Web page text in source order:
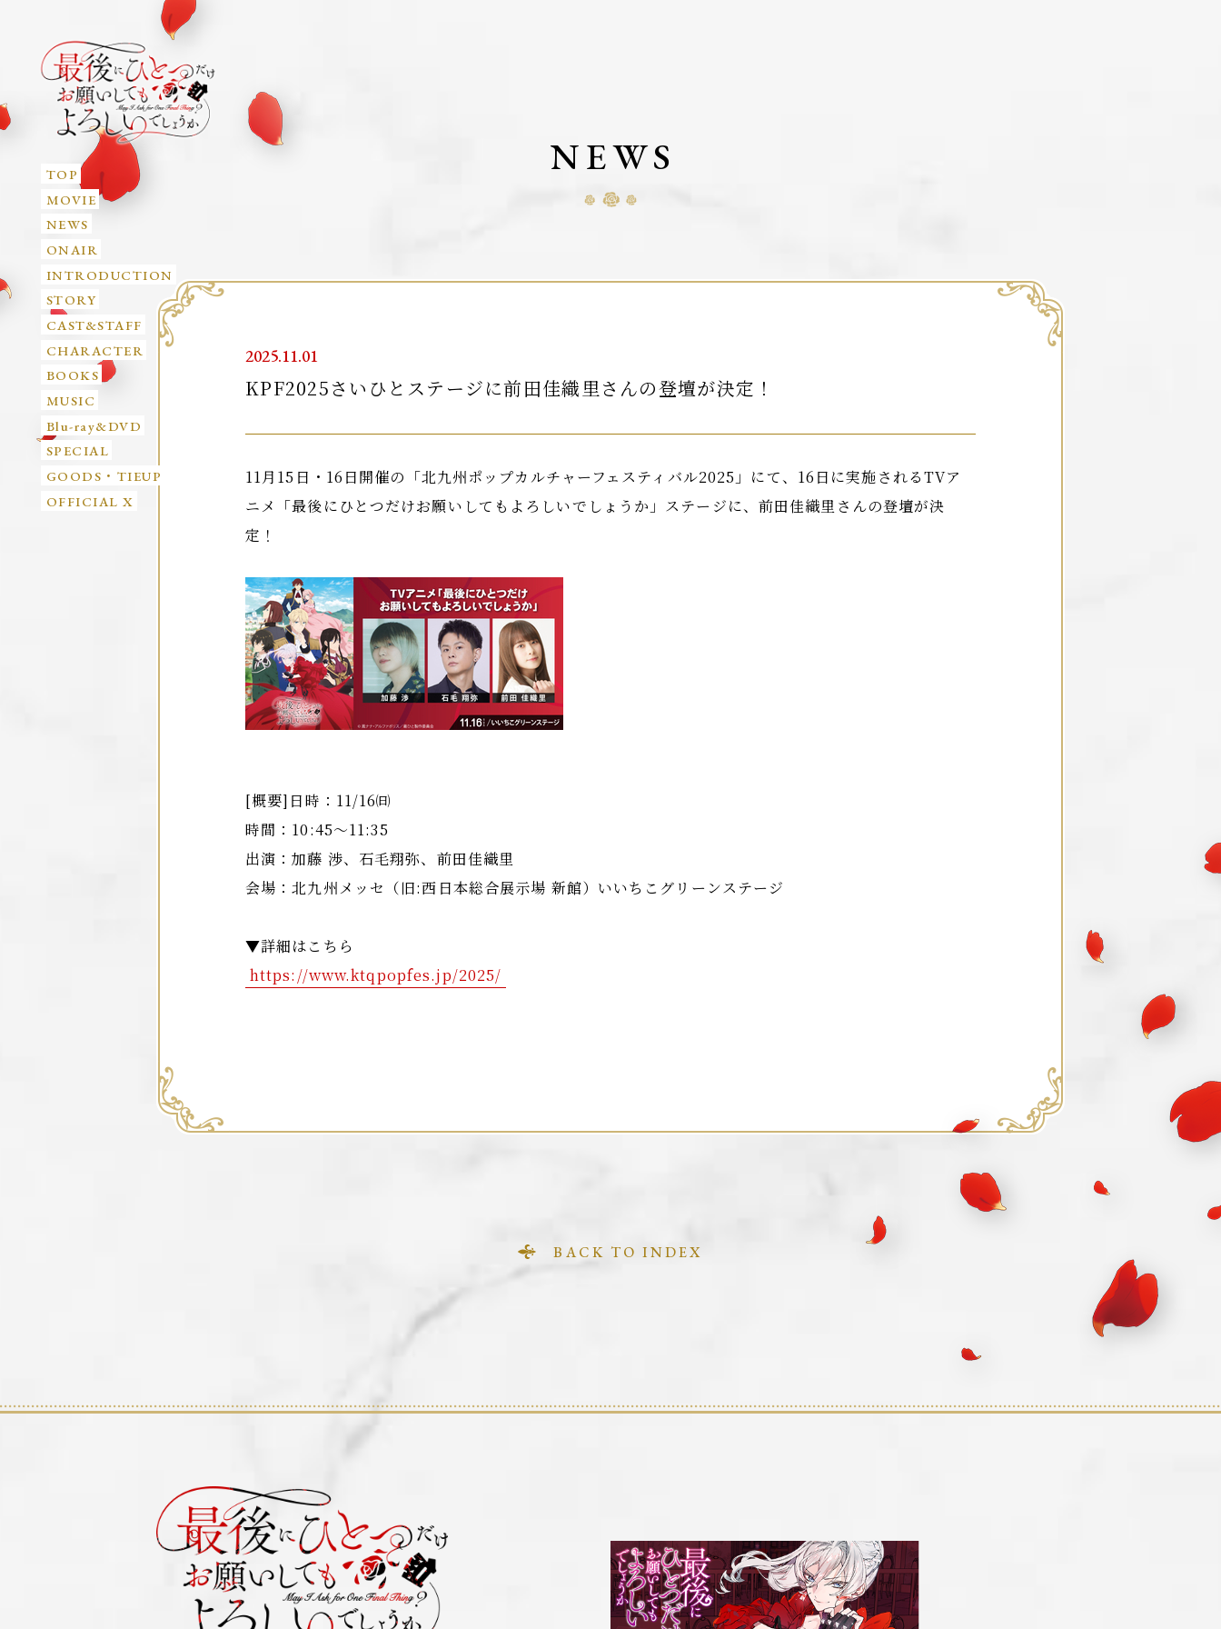
NEWS
2025.11.01
KPF2025さいひとステージに前田佳織里さんの登壇が決定！
11月15日・16日開催の「北九州ポップカルチャーフェスティバル2025」にて、16日に実施されるTVア
ニメ「最後にひとつだけお願いしてもよろしいでしょうか」ステージに、前田佳織里さんの登壇が決
定！
[概要]日時：11/16㈰
時間：10:45～11:35
出演：加藤 渉、石毛翔弥、前田佳織里
会場：北九州メッセ（旧:西日本総合展示場 新館）いいちこグリーンステージ
▼詳細はこちら
https://www.ktqpopfes.jp/2025/
BACK TO INDEX
TOP
MOVIE
NEWS
ONAIR
INTRODUCTION
STORY
CAST&STAFF
CHARACTER
BOOKS
MUSIC
Blu-ray&DVD
SPECIAL
GOODS・TIEUP
OFFICIAL X